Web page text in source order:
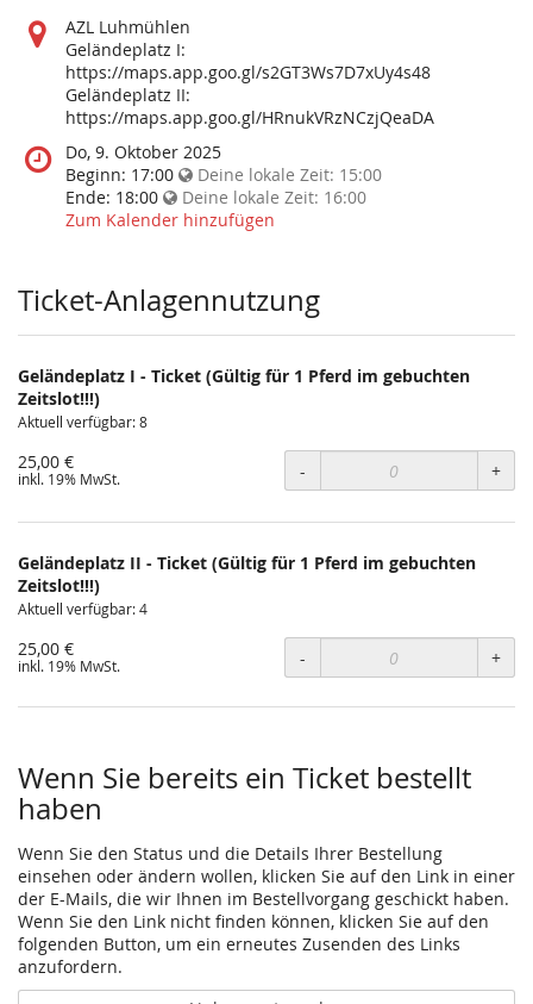
Wo
findet
diese
Veranstaltung
statt?
AZL Luhmühlen
Geländeplatz I:
https://maps.app.goo.gl/s2GT3Ws7D7xUy4s48
Geländeplatz II:
https://maps.app.goo.gl/HRnukVRzNCzjQeaDA
Wann
findet
diese
Veranstaltung
Do, 9. Oktober 2025
Beginn: 17:00 Deine lokale Zeit: 15:00
Ende: 18:00 Deine lokale Zeit: 16:00
Zum Kalender hinzufügen
Ticket-Anlagennutzung
Geländeplatz I - Ticket (Gültig für 1 Pferd im gebuchten
Zeitslot!!!)
Aktuell verfügbar: 8
25,00 €
inkl. 19% MwSt. - +
Geländeplatz II - Ticket (Gültig für 1 Pferd im gebuchten
Zeitslot!!!)
Aktuell verfügbar: 4
25,00 €
inkl. 19% MwSt. - +
Wenn Sie bereits ein Ticket bestellt
haben
Wenn Sie den Status und die Details Ihrer Bestellung
einsehen oder ändern wollen, klicken Sie auf den Link in einer
der E-Mails, die wir Ihnen im Bestellvorgang geschickt haben.
Wenn Sie den Link nicht finden können, klicken Sie auf den
folgenden Button, um ein erneutes Zusenden des Links
anzufordern.